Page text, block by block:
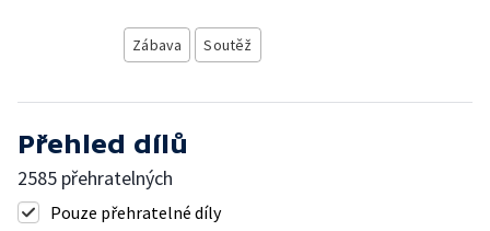
Zábava Soutěž
Přehled dílů
2585 přehratelných
Pouze přehratelné díly